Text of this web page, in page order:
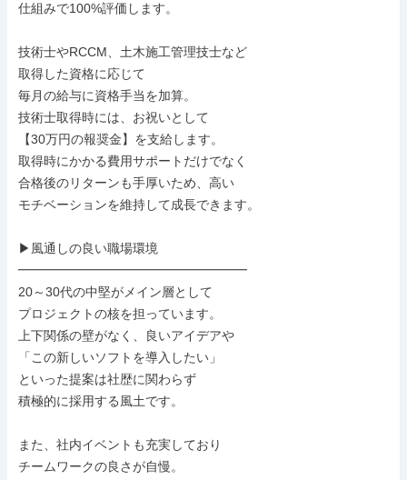
仕組みで100%評価します。
技術士やRCCM、土木施工管理技士など
取得した資格に応じて
毎月の給与に資格手当を加算。
技術士取得時には、お祝いとして
【30万円の報奨金】を支給します。
取得時にかかる費用サポートだけでなく
合格後のリターンも手厚いため、高い
モチベーションを維持して成長できます。
▶風通しの良い職場環境
━━━━━━━━━━━━━━━━━━
20～30代の中堅がメイン層として
プロジェクトの核を担っています。
上下関係の壁がなく、良いアイデアや
「この新しいソフトを導入したい」
といった提案は社歴に関わらず
積極的に採用する風土です。
また、社内イベントも充実しており
チームワークの良さが自慢。